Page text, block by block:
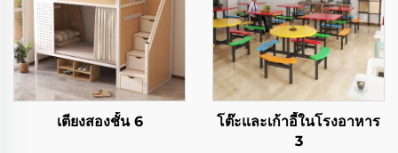
เตียงสองชั้น 6
โต๊ะและเก้าอี้ในโรงอาหาร
3